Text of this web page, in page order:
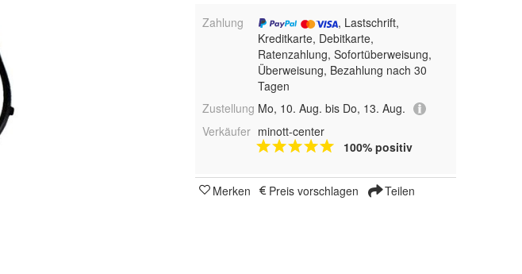
Zahlung
, Lastschrift,
Kreditkarte, Debitkarte,
Ratenzahlung, Sofortüberweisung,
Überweisung, Bezahlung nach 30
Tagen
Zustellung Mo, 10. Aug. bis Do, 13. Aug.
Verkäufer minott-center
100% positiv
Merken Preis vorschlagen Teilen